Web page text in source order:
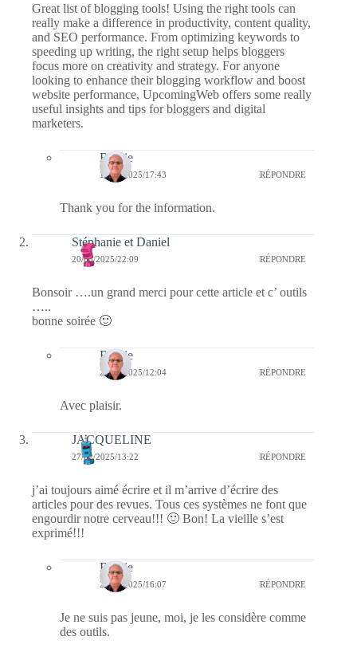
Great list of blogging tools! Using the right tools can
really make a difference in productivity, content quality,
and SEO performance. From optimizing keywords to
speeding up writing, the right setup helps bloggers
focus more on creativity and strategy. For anyone
looking to enhance their blogging workflow and boost
website performance, UpcomingWeb offers some really
useful insights and tips for bloggers and digital
marketers.
Bernie
17/10/2025/17:43 RÉPONDRE
Thank you for the information.
Stéphanie et Daniel
20/03/2025/22:09 RÉPONDRE
Bonsoir ….un grand merci pour cette article et c’ outils
…..
bonne soirée 🙂
Bernie
23/03/2025/12:04 RÉPONDRE
Avec plaisir.
JACQUELINE
27/02/2025/13:22 RÉPONDRE
j’ai toujours aimé écrire et il m’arrive d’écrire des
articles pour des revues. Tous ces systèmes ne font que
engourdir notre cerveau!!! 🙂 Bon! La vieille s’est
exprimé!!!
Bernie
28/02/2025/16:07 RÉPONDRE
Je ne suis pas jeune, moi, je les considère comme
des outils.